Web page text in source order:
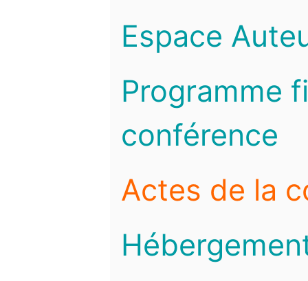
Espace
Programme
conférence
Actes de la